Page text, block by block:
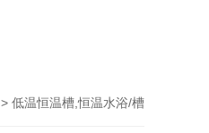
> 低温恒温槽,恒温水浴/槽